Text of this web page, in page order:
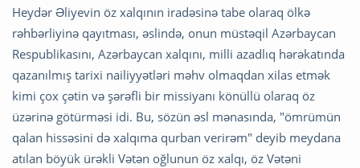
Heydər Əliyevin öz xalqının iradəsinə tabe olaraq ölkə
rəhbərliyinə qayıtması, əslində, onun müstəqil Azərbaycan
Respublikasını, Azərbaycan xalqını, milli azadlıq hərəkatında
qazanılmış tarixi nailiyyətləri məhv olmaqdan xilas etmək
kimi çox çətin və şərəfli bir missiyanı könüllü olaraq öz
üzərinə götürməsi idi. Bu, sözün əsl mənasında, "ömrümün
qalan hissəsini də xalqıma qurban verirəm" deyib meydana
atılan böyük ürəkli Vətən oğlunun öz xalqı, öz Vətəni